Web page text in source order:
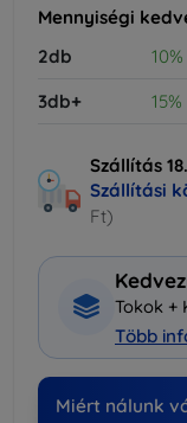
Mennyiségi
2db
10%
3db+
15%
Szállítás
Szállítási
Ft)
Tokok +
Több
Miért nálunk